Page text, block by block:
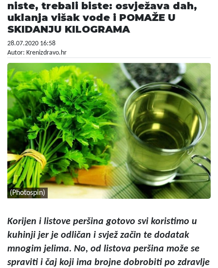
niste, trebali biste: osvježava dah,
uklanja višak vode i POMAŽE U
SKIDANJU KILOGRAMA
28.07.2020 16:58
Autor: Krenizdravo.hr
(Photospin)
Korijen i listove peršina gotovo svi koristimo u
kuhinji jer je odličan i svjež začin te dodatak
mnogim jelima. No, od listova peršina može se
spraviti i čaj koji ima brojne dobrobiti po zdravlje